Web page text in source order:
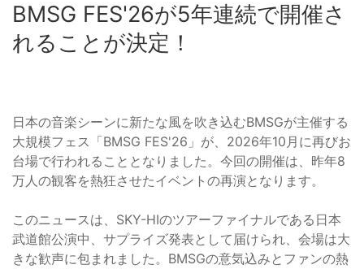
BMSG FES'26が5年連続で開催さ
れることが決定！
日本の音楽シーンに新たな風を吹き込むBMSGが主催する
大規模フェス「BMSG FES'26」が、2026年10月に再びお
台場で行われることとなりました。今回の開催は、昨年8
万人の観客を熱狂させたイベントの再演となります。
このニュースは、SKY-HIのツアーファイナルである日本
武道館公演中、サプライズ発表として届けられ、会場は大
きな歓声に包まれました。BMSGの意気込みとファンの熱